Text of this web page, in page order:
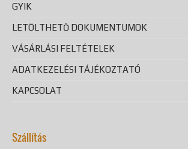
GYIK
LETÖLTHETŐ DOKUMENTUMOK
VÁSÁRLÁSI FELTÉTELEK
ADATKEZELÉSI TÁJÉKOZTATÓ
KAPCSOLAT
Szállítás